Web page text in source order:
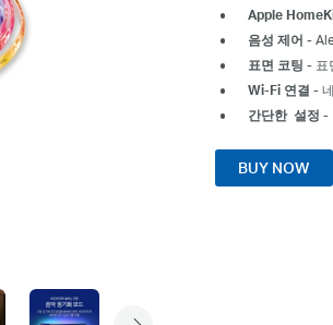
Apple
음성 제어 -
표면 코팅 - 표
Wi-Fi 연결 -
간단한 설정 -
BUY NOW